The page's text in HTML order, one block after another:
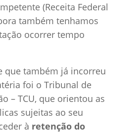
(Receita Federal
também tenhamos
ocorrer tempo
que também já incorreu
foi o Tribunal de
– TCU, que orientou as
sujeitas ao seu
à retenção do